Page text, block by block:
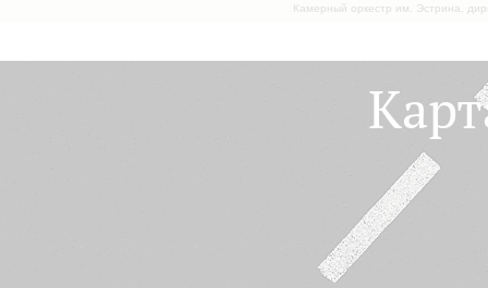
Камерный оркестр им. Эстрина,